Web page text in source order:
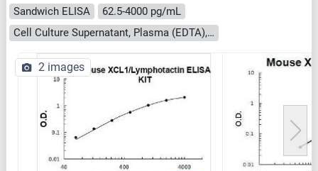
Sandwich ELISA
62.5-4000 pg/mL
Cell Culture Supernatant, Plasma (EDTA), Plasma (heparin), Serum
2 images